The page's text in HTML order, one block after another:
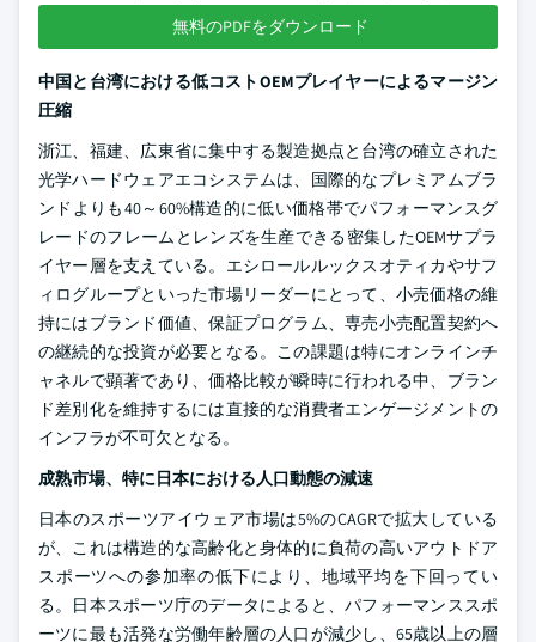
無料のPDFをダウンロード
中国と台湾における低コストOEMプレイヤーによるマージン
圧縮
浙江、福建、広東省に集中する製造拠点と台湾の確立された
光学ハードウェアエコシステムは、国際的なプレミアムブラ
ンドよりも40～60%構造的に低い価格帯でパフォーマンスグ
レードのフレームとレンズを生産できる密集したOEMサプラ
イヤー層を支えている。エシロールルックスオティカやサフ
ィログループといった市場リーダーにとって、小売価格の維
持にはブランド価値、保証プログラム、専売小売配置契約へ
の継続的な投資が必要となる。この課題は特にオンラインチ
ャネルで顕著であり、価格比較が瞬時に行われる中、ブラン
ド差別化を維持するには直接的な消費者エンゲージメントの
インフラが不可欠となる。
成熟市場、特に日本における人口動態の減速
日本のスポーツアイウェア市場は5%のCAGRで拡大している
が、これは構造的な高齢化と身体的に負荷の高いアウトドア
スポーツへの参加率の低下により、地域平均を下回ってい
る。日本スポーツ庁のデータによると、パフォーマンススポ
ーツに最も活発な労働年齢層の人口が減少し、65歳以上の層